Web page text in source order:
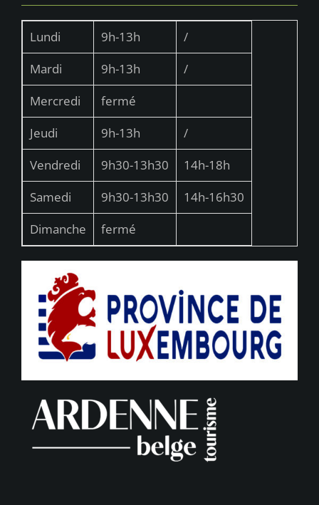
Lundi 9h-13h
/
Mardi
9h-13h
/
Mercredi
fermé
Jeudi
9h-13h
/
Vendredi
9h30-13h30
14h-18h
Samedi
9h30-13h30
14h-16h30
Dimanche
fermé